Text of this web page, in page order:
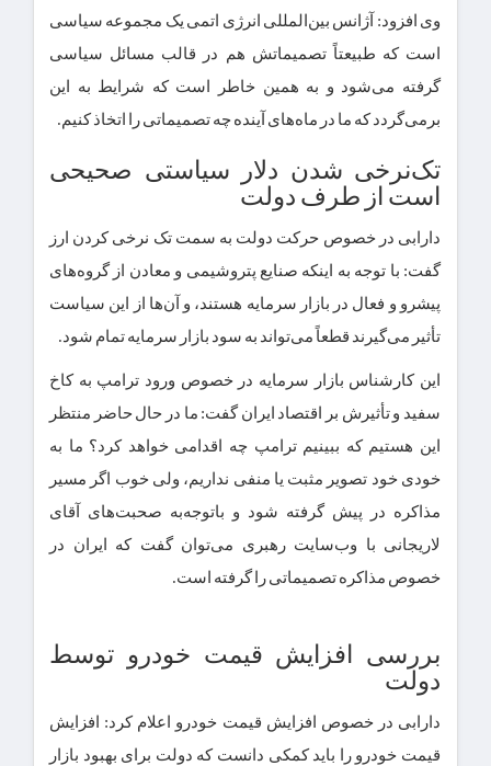
وی افزود: آژانس بین‌المللی انرژی اتمی یک مجموعه سیاسی
است که طبیعتاً تصمیماتش هم در قالب مسائل سیاسی
گرفته می‌شود و به همین خاطر است که شرایط به این
برمی‌گردد که ما در ماه‌های آینده چه تصمیماتی را اتخاذ کنیم.
تک‌نرخی شدن دلار سیاستی صحیحی
است از طرف دولت
دارابی در خصوص حرکت دولت به سمت تک نرخی کردن ارز
گفت: با توجه‌ به اینکه صنایع پتروشیمی و معادن از گروه‌های
پیشرو و فعال در بازار سرمایه هستند، و آن‌ها از این سیاست
تأثیر می‌گیرند قطعاً می‌تواند به سود بازار سرمایه تمام شود.
این کارشناس بازار سرمایه در خصوص ورود ترامپ به کاخ
سفید و تأثیرش بر اقتصاد ایران گفت: ما در حال حاضر منتظر
این هستیم که ببینیم ترامپ چه اقدامی خواهد کرد؟ ما به‌
خودی‌ خود تصویر مثبت یا منفی نداریم، ولی خوب اگر مسیر
مذاکره در پیش گرفته شود و باتوجه‌به صحبت‌های آقای
لاریجانی با وب‌سایت رهبری می‌توان گفت که ایران در
خصوص مذاکره تصمیماتی را گرفته است.
بررسی افزایش قیمت خودرو توسط
دولت
دارابی در خصوص افزایش قیمت خودرو اعلام کرد: افزایش
قیمت خودرو را باید کمکی دانست که دولت برای بهبود بازار